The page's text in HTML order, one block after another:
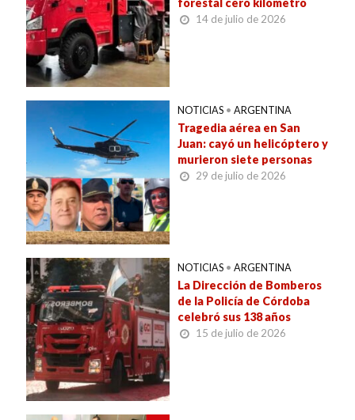
14 de julio de 2026
NOTICIAS • ARGENTINA
Tragedia aérea en San
Juan: cayó un helicóptero y
murieron siete personas
29 de julio de 2026
NOTICIAS • ARGENTINA
La Dirección de Bomberos
de la Policía de Córdoba
celebró sus 138 años
15 de julio de 2026